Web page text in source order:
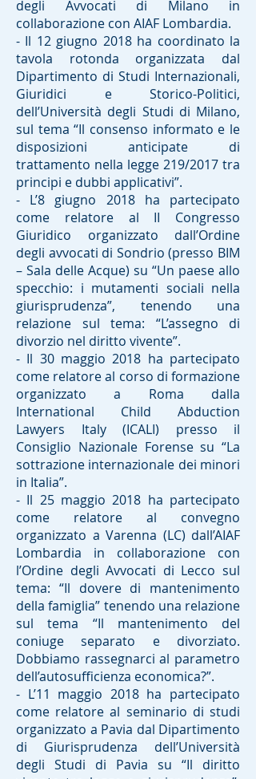
degli Avvocati di Milano in
collaborazione con AIAF Lombardia.
- Il 12 giugno 2018 ha coordinato la
tavola rotonda organizzata dal
Dipartimento di Studi Internazionali,
Giuridici e Storico-Politici,
dell’Università degli Studi di Milano,
sul tema “Il consenso informato e le
disposizioni anticipate di
trattamento nella legge 219/2017 tra
principi e dubbi applicativi”.
- L’8 giugno 2018 ha partecipato
come relatore al II Congresso
Giuridico organizzato dall’Ordine
degli avvocati di Sondrio (presso BIM
– Sala delle Acque) su “Un paese allo
specchio: i mutamenti sociali nella
giurisprudenza”, tenendo una
relazione sul tema: “L’assegno di
divorzio nel diritto vivente”.
- Il 30 maggio 2018 ha partecipato
come relatore al corso di formazione
organizzato a Roma dalla
International Child Abduction
Lawyers Italy (ICALI) presso il
Consiglio Nazionale Forense su “La
sottrazione internazionale dei minori
in Italia”.
- Il 25 maggio 2018 ha partecipato
come relatore al convegno
organizzato a Varenna (LC) dall’AIAF
Lombardia in collaborazione con
l’Ordine degli Avvocati di Lecco sul
tema: “Il dovere di mantenimento
della famiglia” tenendo una relazione
sul tema “Il mantenimento del
coniuge separato e divorziato.
Dobbiamo rassegnarci al parametro
dell’autosufficienza economica?”.
- L’11 maggio 2018 ha partecipato
come relatore al seminario di studi
organizzato a Pavia dal Dipartimento
di Giurisprudenza dell’Università
degli Studi di Pavia su “Il diritto